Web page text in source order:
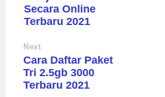
Secara Online
Terbaru 2021
Next
Cara Daftar Paket
Tri 2.5gb 3000
Terbaru 2021